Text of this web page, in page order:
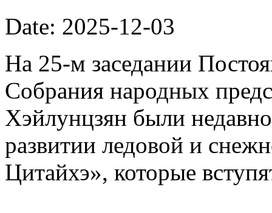
Date: 2025-12-03
На 25-м заседании
Собрания народных
Хэйлунцзян были
развитии ледовой и
Цитайхэ», которые